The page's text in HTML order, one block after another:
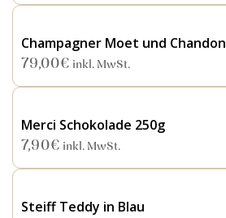
Champagner Moet und Chandon
79,00€ inkl. MwSt.
Merci Schokolade 250g
7,90€ inkl. MwSt.
Steiff Teddy in Blau